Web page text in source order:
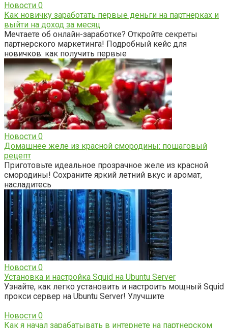
Новости 0
Как новичку заработать первые деньги на партнерках и
выйти на доход за месяц
Мечтаете об онлайн-заработке? Откройте секреты
партнерского маркетинга! Подробный кейс для
новичков: как получить первые
Новости 0
Домашнее желе из красной смородины: пошаговый
рецепт
Приготовьте идеальное прозрачное желе из красной
смородины! Сохраните яркий летний вкус и аромат,
насладитесь
Новости 0
Установка и настройка Squid на Ubuntu Server
Узнайте, как легко установить и настроить мощный Squid
прокси сервер на Ubuntu Server! Улучшите
Новости 0
Как я начал зарабатывать в интернете на партнерском